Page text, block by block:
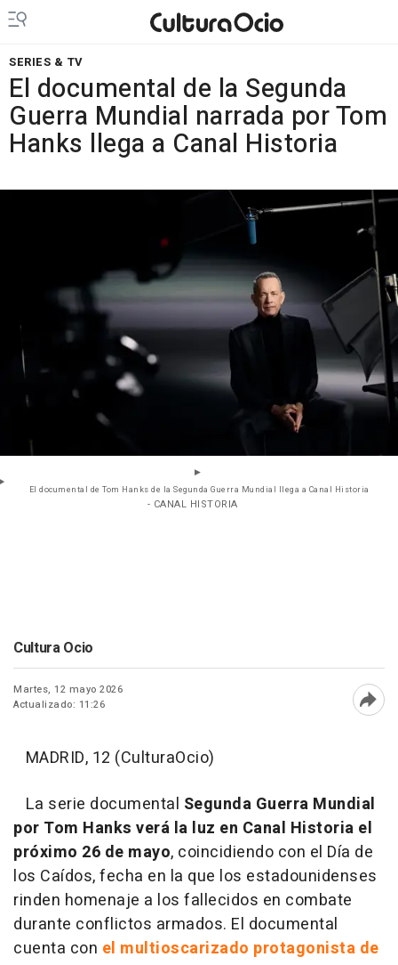
SERIES & TV
El documental de la Segunda
Guerra Mundial narrada por Tom
Hanks llega a Canal Historia
El documental de Tom Hanks de la Segunda Guerra Mundial llega a Canal Historia
- CANAL HISTORIA
Cultura Ocio
Martes, 12 mayo 2026
Actualizado: 11:26
MADRID, 12 (CulturaOcio)
La serie documental Segunda Guerra Mundial
por Tom Hanks verá la luz en Canal Historia el
próximo 26 de mayo, coincidiendo con el Día de
los Caídos, fecha en la que los estadounidenses
rinden homenaje a los fallecidos en combate
durante conflictos armados. El documental
cuenta con el multioscarizado protagonista de